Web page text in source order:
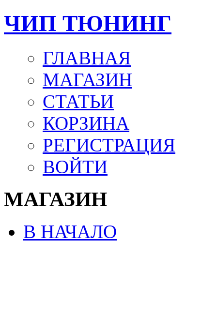
ЧИП ТЮНИНГ
ГЛАВНАЯ
МАГАЗИН
СТАТЬИ
КОРЗИНА
РЕГИСТРАЦИЯ
ВОЙТИ
МАГАЗИН
В НАЧАЛО